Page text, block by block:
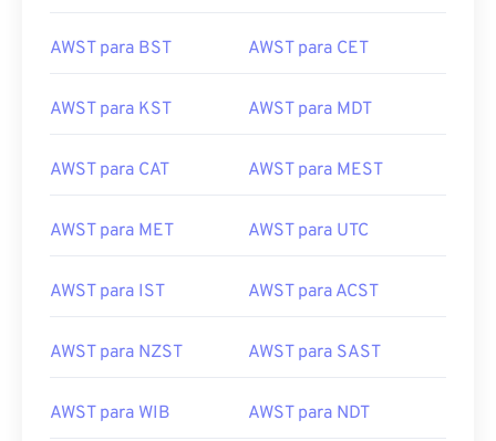
AWST para BST AWST para CET
AWST para KST AWST para MDT
AWST para CAT AWST para MEST
AWST para MET AWST para UTC
AWST para IST AWST para ACST
AWST para NZST AWST para SAST
AWST para WIB AWST para NDT